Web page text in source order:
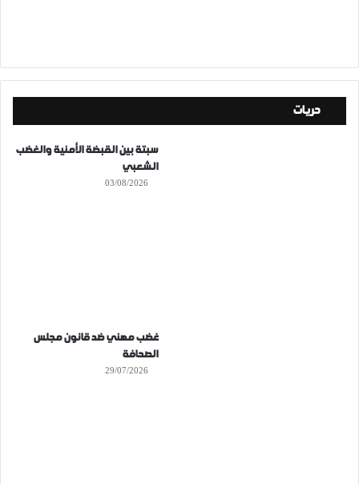
حريات
سبتة بين القبضة الأمنية والغضب
الشعبي
03/08/2026
غضب مهني ضد قانون مجلس
الصحافة
29/07/2026